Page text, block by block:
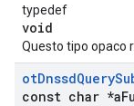
typedef
void
Questo tipo opaco
otDnssdQuery
const char *a